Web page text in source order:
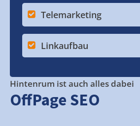
Telemarketing
Linkaufbau
Hintenrum ist auch alles dabei
OffPage SEO